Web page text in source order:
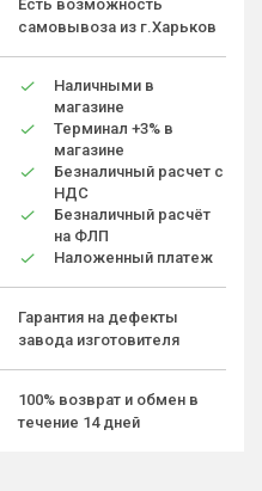
Есть возможность
самовывоза из г.Харьков
Наличными в
магазине
Терминал +3% в
магазине
Безналичный расчет с
НДС
Безналичный расчёт
на ФЛП
Наложенный платеж
Гарантия на дефекты
завода изготовителя
100% возврат и обмен в
течение 14 дней